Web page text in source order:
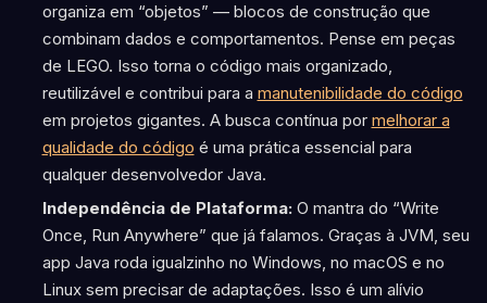
organiza em “objetos” — blocos de construção que
combinam dados e comportamentos. Pense em peças
de LEGO. Isso torna o código mais organizado,
reutilizável e contribui para a manutenibilidade do código
em projetos gigantes. A busca contínua por melhorar a
qualidade do código é uma prática essencial para
qualquer desenvolvedor Java.
Independência de Plataforma:O mantra do “Write
Once, Run Anywhere” que já falamos. Graças à JVM, seu
app Java roda igualzinho no Windows, no macOS e no
Linux sem precisar de adaptações. Isso é um alívio